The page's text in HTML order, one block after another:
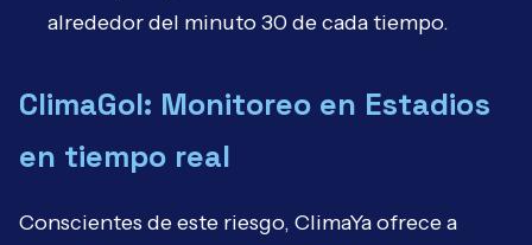
alrededor del minuto 30 de cada tiempo.
ClimaGol: Monitoreo en Estadios
en tiempo real
Conscientes de este riesgo, ClimaYa ofrece a